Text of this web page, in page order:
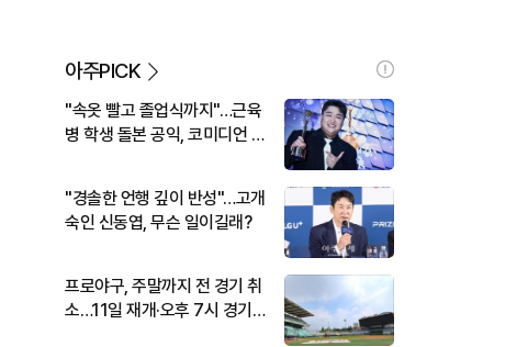
아주PICK
"속옷 빨고 졸업식까지"…근육
병 학생 돌본 공익, 코미디언 김
"경솔한 언행 깊이 반성"…고개
숙인 신동엽, 무슨 일이길래?
프로야구, 주말까지 전 경기 취
소…11일 재개·오후 7시 경기